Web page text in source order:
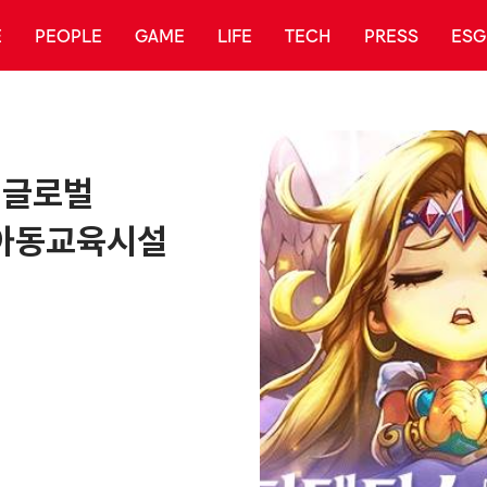
PEOPLE GAME LIFE TECH PRESS ESG
로벌
동교육시설